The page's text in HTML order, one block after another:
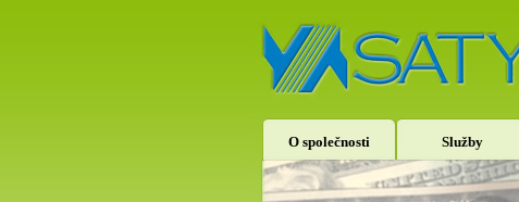
O společnosti Služby